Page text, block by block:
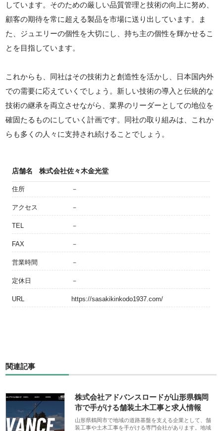
しています。そのための厳しい品質管理と技術の向上に努め、
顧客の期待を常に超える製品を市場に送り出しています。ま
た、ジュエリーの個性を大切にし、持ち主の個性を輝かせるこ
とを目指しています。
これからも、同社はその技術力と創造性を活かし、日本国内外
での需要に応えていくでしょう。新しい技術の導入と伝統的な
技術の継承を両立させながら、業界のリーダーとしての地位を
確固たるものにしていく計画です。同社の取り組みは、これか
らも多くの人々に支持され続けることでしょう。
店舗名 株式会社佐々木金光堂
住所 －
アクセス －
TEL －
FAX －
営業時間 －
定休日 －
URL https://sasakikinkodo1937.com/
関連記事
株式会社アドバンスロードが山形県鶴岡
市で手がける舗装土木工事と求人情報
山形県鶴岡市で地域の道路基盤を支える企業として、舗
装工事や土木工事を手がける専門会社があります。地域